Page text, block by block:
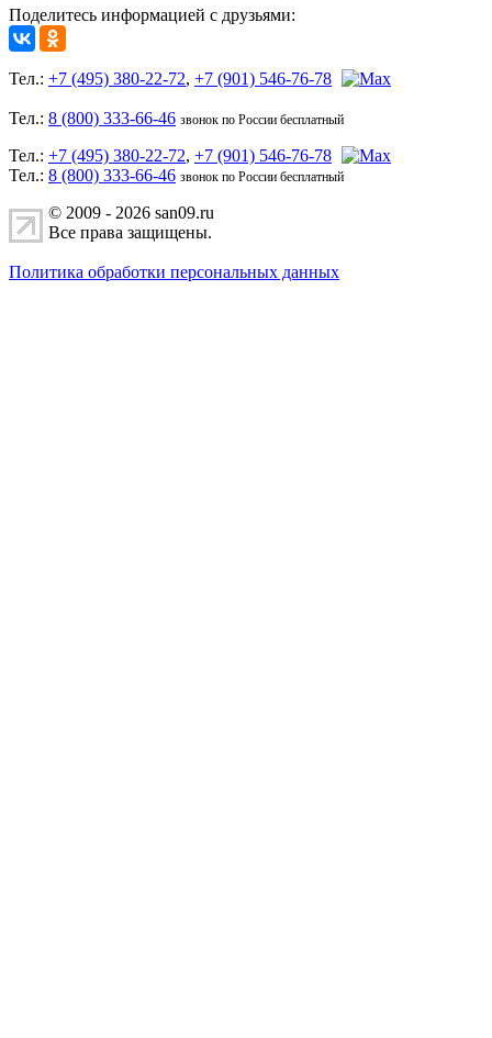
Поделитесь информацией с друзьями:
Тел.: +7 (495) 380-22-72, +7 (901) 546-76-78
Тел.: 8 (800) 333-66-46 звонок по России бесплатный
Тел.: +7 (495) 380-22-72, +7 (901) 546-76-78
Тел.: 8 (800) 333-66-46 звонок по России бесплатный
© 2009 - 2026 san09.ru
Все права защищены.
Политика обработки персональных данных